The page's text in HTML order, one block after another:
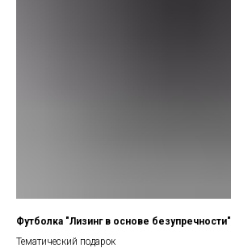
Футболка "Лизинг в основе безупречности"
Тематический подарок